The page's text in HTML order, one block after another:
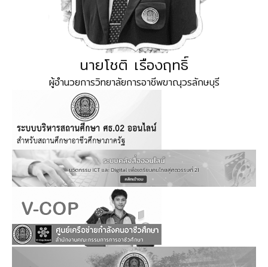
นายโชติ เรืองฤทธิ์
ผู้อำนวยการวิทยาลัยการอาชีพขาณุวรลักษบุรี